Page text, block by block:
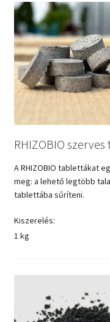
RHIZOBIO
A RHIZOBIO tablettákat
meg: a lehető legtöbb
tablettába sűríteni.
Kiszerelés
1 kg